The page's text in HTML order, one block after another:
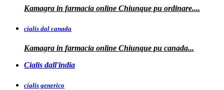
Kamagra in farmacia online Chiunque pu ordinare....
cialis dal canada
Kamagra in farmacia online Chiunque pu canada...
Cialis dall'india
cialis generico